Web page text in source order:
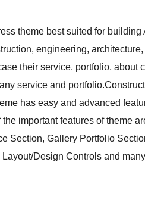
theme best suited for
engineering,
their service, portfolio, about
service and
has easy and advanced
important features of theme
Section, Gallery Portfolio
Design Controls and